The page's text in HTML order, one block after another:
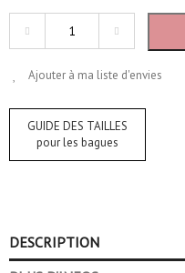
Ajouter à ma liste d'envies
GUIDE DES TAILLES
pour les bagues
DESCRIPTION